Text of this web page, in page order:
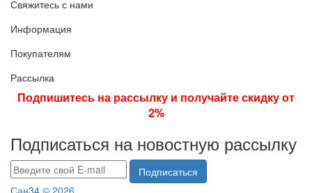
Свяжитесь с нами
Информация
Покупателям
Рассылка
Подпишитесь на рассылку и получайте скидку от
2%
Подписаться на новостную рассылку
Подписаться
Сан34 © 2026